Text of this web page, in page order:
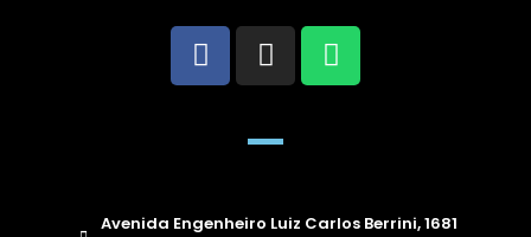
Avenida Engenheiro Luiz Carlos Berrini, 1681